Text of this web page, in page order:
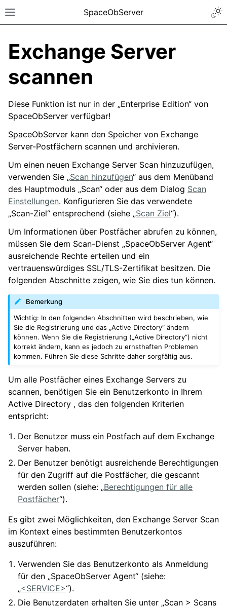
SpaceObServer
Exchange Server
scannen
Diese Funktion ist nur in der „Enterprise Edition“ von
SpaceObServer verfügbar!
SpaceObServer kann den Speicher von Exchange
Server-Postfächern scannen und archivieren.
Um einen neuen Exchange Server Scan hinzuzufügen,
verwenden Sie „Scan hinzufügen“ aus dem Menüband
des Hauptmoduls „Scan“ oder aus dem Dialog Scan
Einstellungen. Konfigurieren Sie das verwendete
„Scan-Ziel“ entsprechend (siehe „Scan Ziel“).
Um Informationen über Postfächer abrufen zu können,
müssen Sie dem Scan-Dienst „SpaceObServer Agent“
ausreichende Rechte erteilen und ein
vertrauenswürdiges SSL/TLS-Zertifikat besitzen. Die
folgenden Abschnitte zeigen, wie Sie dies tun können.
Bemerkung
Wichtig: In den folgenden Abschnitten wird beschrieben, wie
Sie die Registrierung und das „Active Directory“ ändern
können. Wenn Sie die Registrierung („Active Directory“) nicht
korrekt ändern, kann es jedoch zu ernsthaften Problemen
kommen. Führen Sie diese Schritte daher sorgfältig aus.
Um alle Postfächer eines Exchange Servers zu
scannen, benötigen Sie ein Benutzerkonto in Ihrem
Active Directory , das den folgenden Kriterien
entspricht:
Der Benutzer muss ein Postfach auf dem Exchange
Server haben.
Der Benutzer benötigt ausreichende Berechtigungen
für den Zugriff auf die Postfächer, die gescannt
werden sollen (siehe: „Berechtigungen für alle
Postfächer“).
Es gibt zwei Möglichkeiten, den Exchange Server Scan
im Kontext eines bestimmten Benutzerkontos
auszuführen:
Verwenden Sie das Benutzerkonto als Anmeldung
für den „SpaceObServer Agent“ (siehe:
„<SERVICE>“).
Die Benutzerdaten erhalten Sie unter „Scan > Scans